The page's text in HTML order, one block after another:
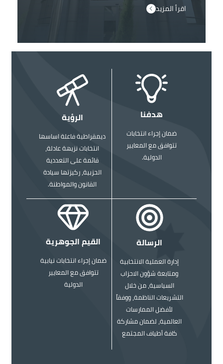
اقرأ المزيد
الصورة
هدفنا
ضمان إجراء انتخابات
تتوافق مع المعايير
الدولية.
الصورة
الرؤية
ديمقراطية فاعلة اساسها
انتخابات نزيهة عادلة،
قائمة على التعددية
الحزبية، ركيزتها سيادة
القانون والمواطنة.
الرسالة
إدارة العملية الانتخابية
ومتابعة شؤون الاحزاب
السياسية، من خلال
التشريعات الناظمة، ووفقاً
لأفضل الممارسات
العالمية، لضمان مشاركة
كافة أطياف المجتمع
الصورة
القيم الجوهرية
ضمان إجراء انتخابات نيابية
تتوافق مع المعايير
الدولية